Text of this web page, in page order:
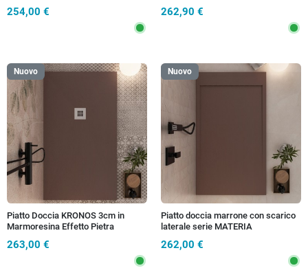
254,00 € 262,90 €
Nuovo
Piatto Doccia KRONOS 3cm in
Marmoresina Effetto Pietra
263,00 €
Nuovo
Piatto doccia marrone con scarico
laterale serie MATERIA
262,00 €